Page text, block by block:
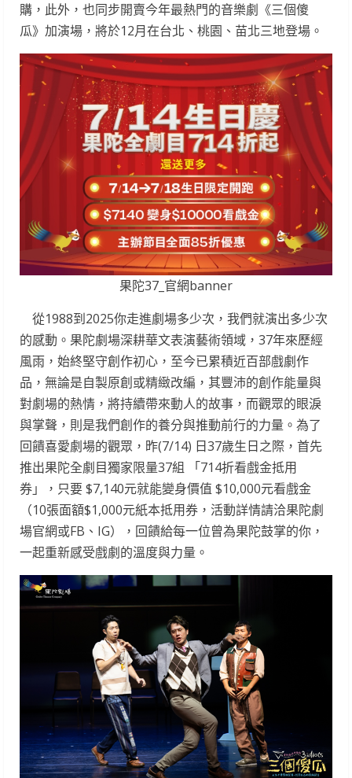
購，此外，也同步開賣今年最熱門的音樂劇《三個傻
瓜》加演場，將於12月在台北、桃園、苗北三地登場。
果陀37_官網banner
從1988到2025你走進劇場多少次，我們就演出多少次
的感動。果陀劇場深耕華文表演藝術領域，37年來歷經
風雨，始終堅守創作初心，至今已累積近百部戲劇作
品，無論是自製原創或精緻改編，其豐沛的創作能量與
對劇場的熱情，將持續帶來動人的故事，而觀眾的眼淚
與掌聲，則是我們創作的養分與推動前行的力量。為了
回饋喜愛劇場的觀眾，昨(7/14) 日37歲生日之際，首先
推出果陀全劇目獨家限量37組 「714折看戲金抵用
券」，只要 $7,140元就能變身價值 $10,000元看戲金
（10張面額$1,000元紙本抵用券，活動詳情請洽果陀劇
場官網或FB、IG），回饋給每一位曾為果陀鼓掌的你，
一起重新感受戲劇的溫度與力量。